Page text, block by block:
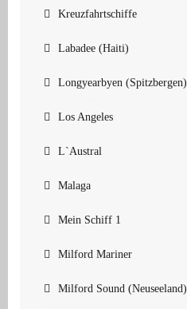
Kreuzfahrtschiffe
Labadee (Haiti)
Longyearbyen (Spitzbergen)
Los Angeles
L`Austral
Malaga
Mein Schiff 1
Milford Mariner
Milford Sound (Neuseeland)